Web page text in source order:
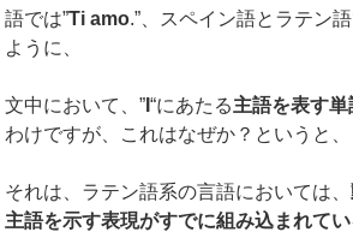
語では”Ti amo.”、スペイン語とラテン
ように、
文中において、” I“にあたる主語を表す
わけですが、これはなぜか？というと、
それは、ラテン語系の言語においては、
主語を示す表現がすでに組み込まれて